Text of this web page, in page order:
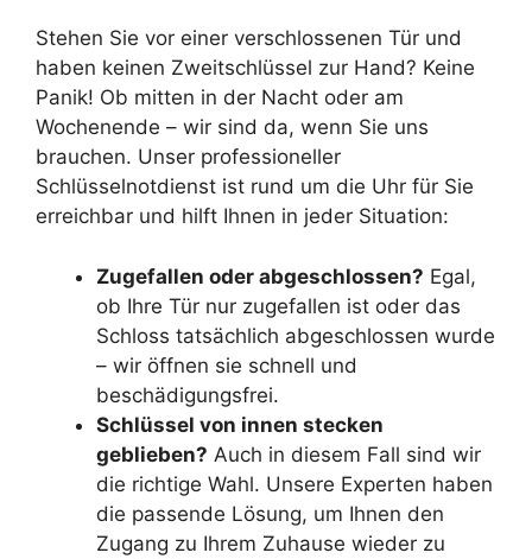
Stehen Sie vor einer verschlossenen Tür und
haben keinen Zweitschlüssel zur Hand? Keine
Panik! Ob mitten in der Nacht oder am
Wochenende – wir sind da, wenn Sie uns
brauchen. Unser professioneller
Schlüsselnotdienst ist rund um die Uhr für Sie
erreichbar und hilft Ihnen in jeder Situation:
Zugefallen oder abgeschlossen? Egal,
ob Ihre Tür nur zugefallen ist oder das
Schloss tatsächlich abgeschlossen wurde
– wir öffnen sie schnell und
beschädigungsfrei.
Schlüssel von innen stecken
geblieben? Auch in diesem Fall sind wir
die richtige Wahl. Unsere Experten haben
die passende Lösung, um Ihnen den
Zugang zu Ihrem Zuhause wieder zu